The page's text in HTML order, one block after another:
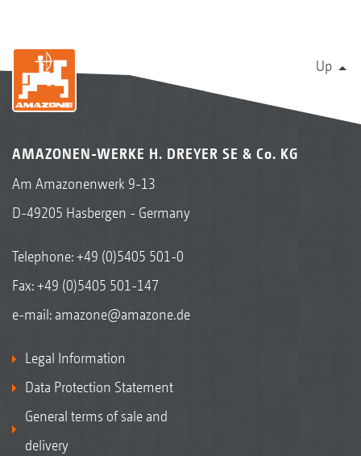
Up
AMAZONEN-WERKE H. DREYER SE & Co. KG
Am Amazonenwerk 9-13
D-49205 Hasbergen - Germany
Telephone:+49 (0)5405 501-0
Fax: +49 (0)5405 501-147
e-mail: amazone@amazone.de
Legal Information
Data Protection Statement
General terms of sale and
delivery